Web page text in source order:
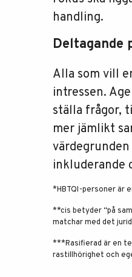
handling.
Deltagande
Alla som vill
intressen.
ställa frågor,
mer jämlikt
inkluderande
*HBTQI-personer är
**cis betyder “på
matchar med det
***Rasifierad är en
rastillhörighet och